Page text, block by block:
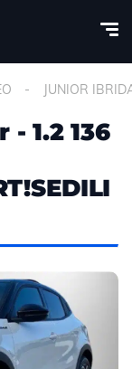
JUNIOR
- 1.2 136